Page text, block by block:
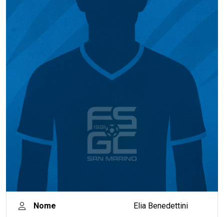
Nome Elia Benedettini